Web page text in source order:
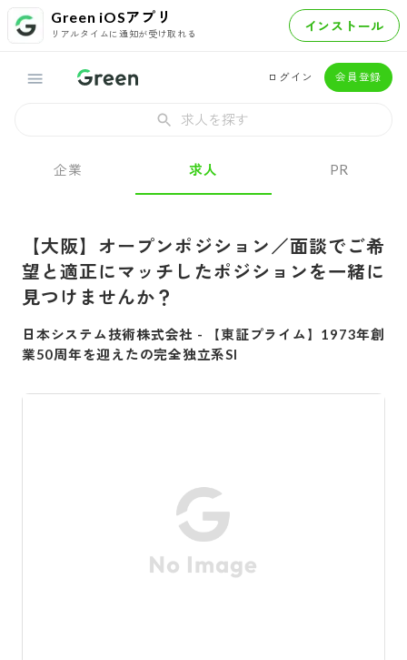
Green iOSアプリ
リアルタイムに通知が受け取れる インストール
ログイン 会員登録
求人を探す
企業 求人 PR
【大阪】オープンポジション／面談でご希
望と適正にマッチしたポジションを一緒に
見つけませんか？
日本システム技術株式会社 -
【東証プライム】1973年創
業50周年を迎えたの完全独立系SI